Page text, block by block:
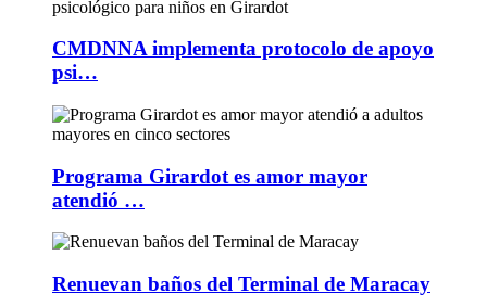
CMDNNA implementa protocolo de apoyo
psi…
Programa Girardot es amor mayor
atendió …
Renuevan baños del Terminal de Maracay